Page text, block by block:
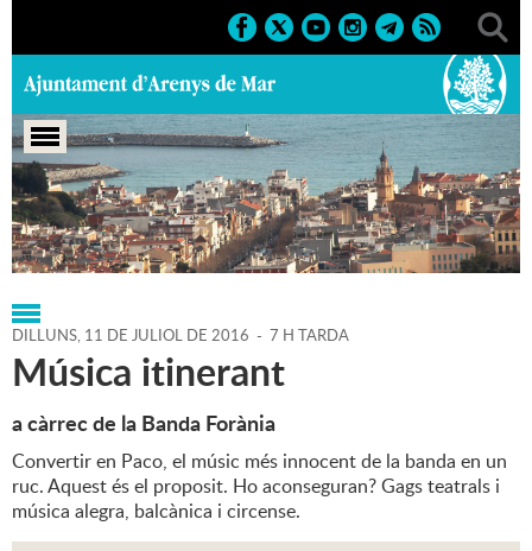
Portada > Regidories > Cultura > Agenda > 11-07-2016
DILLUNS, 11 DE JULIOL DE 2016 - 7 H TARDA
Música itinerant
a càrrec de la Banda Forània
Convertir en Paco, el músic més innocent de la banda en un
ruc. Aquest és el proposit. Ho aconseguran? Gags teatrals i
música alegra, balcànica i circense.